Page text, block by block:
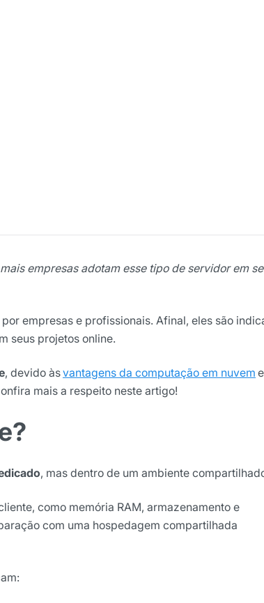
empresas adotam esse tipo de servidor em
empresas e profissionais. Afinal, eles são
seus projetos online.
, devido àsvantagens da computação em nuvem
mais a respeito neste artigo!
, mas dentro de um ambiente
como memória RAM, armazenamento e
com uma hospedagem compartilhada